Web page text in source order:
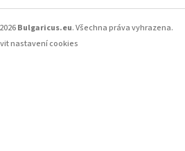
Bulgaricus.eu. Všechna práva vyhrazena.
nastavení cookies